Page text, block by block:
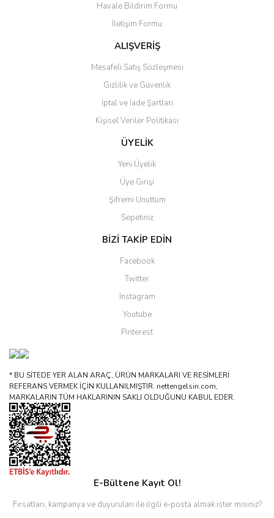
Ürün bilgilerinde hatalar bulunuyor.
Ürün fiyatı diğer sitelerden daha pahalı.
Bu ürüne benzer farklı alternatifler olmalı.
Gönder
Havale Bildirim Formu
İletişim Formu
ALIŞVERİŞ
Mesafeli Satış Sözleşmesi
Gizlilik ve Güvenlik
İptal ve İade Şartları
Kişisel Veriler Politikası
ÜYELİK
Yeni Üyelik
Üye Girişi
Şifremi Unuttum
Sepetiniz
BİZİ TAKİP EDİN
Facebook
Twitter
Instagram
Youtube
Pinterest
* BU SİTEDE YER ALAN ARAÇ, ÜRÜN MARKALARI VE RESİMLERİ
REFERANS VERMEK İÇİN KULLANILMIŞTIR. nettengelsin.com,
MARKALARIN TÜM HAKLARININ SAKLI OLDUĞUNU KABUL EDER.
E-Bültene Kayıt Ol!
Fırsatları, kampanya ve duyuruları ile ilgili e-posta almak ister misiniz?